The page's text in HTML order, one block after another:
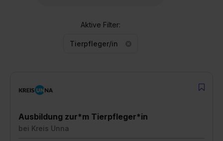
Aktive Filter:
Tierpfleger/in
Ausbildung zur*m Tierpfleger*in
bei Kreis Unna